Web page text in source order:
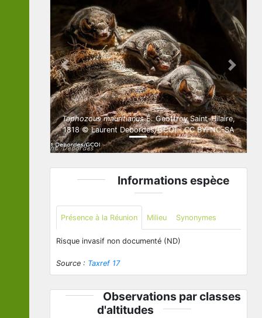
Taphozous mauritianusÉ. Geoffroy Saint-Hilaire,
1818 © Laurent Debordes/GCOI - CC BY-NC-SA
Previous Next
Informations espèce
Présence à la Réunion Milieu Synonymes
Risque invasif non documenté (ND)
Source : Taxref 17
Observations par classes
d'altitudes